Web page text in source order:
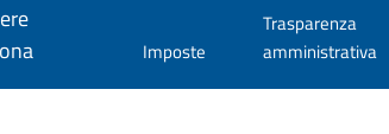
Imposte
Trasparenza
amministrativa